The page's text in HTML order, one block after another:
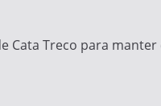
Cata Treco para